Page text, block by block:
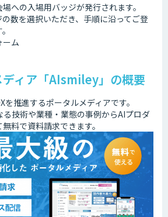
への入場用バッジが発行されます。
数を選択いただき、手順に沿ってご登
ーム
ィア「AIsmiley」の概要
推進するポータルメディアです。
技術や業種・業態の事例からAIプロダ
料で資料請求できます。